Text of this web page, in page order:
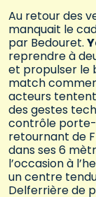
Au retour des
manquait le
par Bedouret.
reprendre à
et propulser le
match
acteurs
des gestes
contrôle porte-
retournant de
dans ses 6
l’occasion à
un centre
Delferrière de